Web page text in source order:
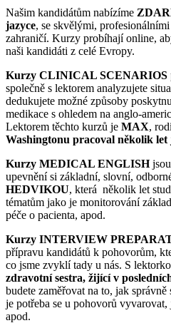
Našim kandidátům nabízíme
jazyce, se skvělými,
zahraničí. Kurzy probíhají online,
naši kandidáti z celé Evropy.
Kurzy CLINICAL SCENARIOS
společně s lektorem analyzujete
dedukujete možné způsoby
medikace s ohledem na anglo-
Lektorem těchto kurzů je MAX,
Washingtonu pracoval několik
Kurzy MEDICAL ENGLISHjsou
upevnění si základní, slovní,
HEDVIKOU, která několik let
tématům jako je monitorování
péče o pacienta, apod.
Kurzy INTERVIEW
přípravu kandidátů k pohovorům,
co jsme zvyklí tady u nás. S
zdravotní sestra, žijící v
budete zaměřovat na to, jak
je potřeba se u pohovorů
apod.